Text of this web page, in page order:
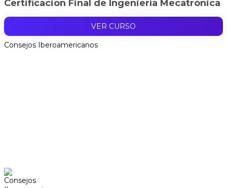
Certificacion Final de Ingeniería Mecatrónica
VER CURSO
Consejos Iberoamericanos